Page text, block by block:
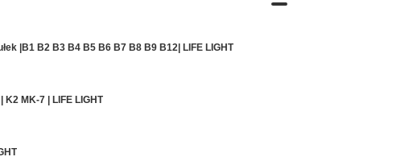
|B1 B2 B3 B4 B5 B6 B7 B8 B9 B12| LIFE LIGHT
K2 MK-7 | LIFE LIGHT